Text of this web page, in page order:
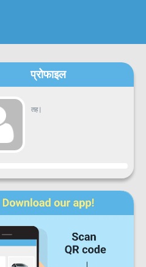
प्रोफाइल
तह|
प्रगति
बुधबार बिहिबार